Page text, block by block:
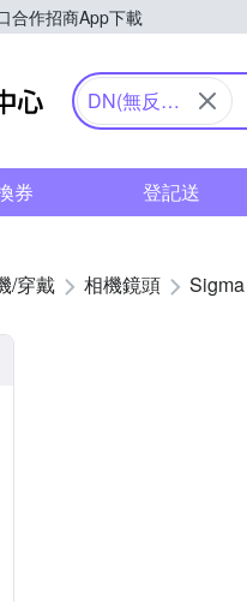
合作招商App下載
Yahoo購物中心
DN(無反專
券 登記送
/穿戴 相機鏡頭 Sigma